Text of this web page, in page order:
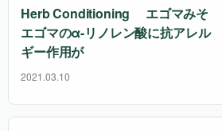
Herb Conditioning エゴマみそ
エゴマのα-リノレン酸に抗アレル
ギー作用が
2021.03.10